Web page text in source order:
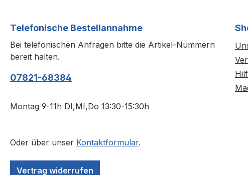
Telefonische Bestellannahme
Bei telefonischen Anfragen bitte die Artikel-Nummern
bereit halten.
07821-68384
Montag 9-11h DI,MI,Do 13:30-15:30h
Oder über unser Kontaktformular.
Vertrag widerrufen